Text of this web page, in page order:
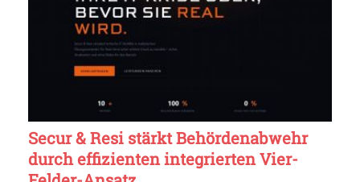
Secur & Resi stärkt Behördenabwehr
durch effizienten integrierten Vier-